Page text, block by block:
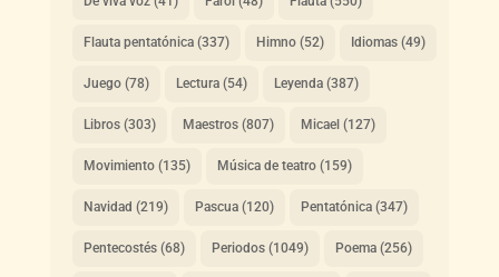
Flauta pentatónica(337) Himno(52) Idiomas(49)
Juego(78) Lectura(54) Leyenda(387)
Libros(303) Maestros(807) Micael(127)
Movimiento(135) Música de teatro(159)
Navidad (219) Pascua(120) Pentatónica(347)
Pentecostés(68) Periodos(1049) Poema(256)